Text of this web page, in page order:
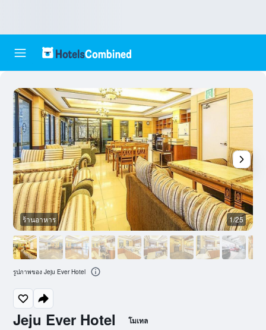
Jeju Ever Hotel โมเทล
ร้านอาหาร 1/25
รูปภาพของ Jeju Ever Hotel